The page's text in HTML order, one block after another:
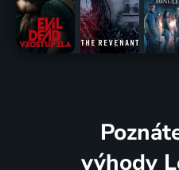
výhody